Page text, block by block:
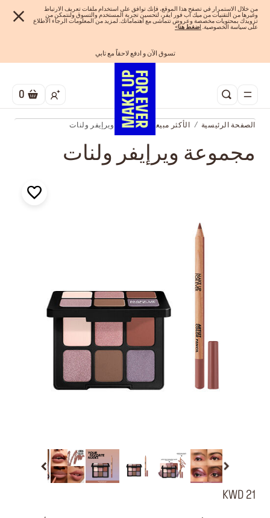
من خلال الاستمرار في تصفح هذا الموقع، فإنك توافق على استخدام ملفات تعريف الارتباط
وغيرها من التقنيات من ميك اب فور ايفر، لتحسين تجربة المستخدم والتسوق ولنتمكن من
تزويدك بمحتويات مخصصة وعروض تتماشى مع اهتماماتك. لمزيد من المعلومات الرجاء الاطلاع
على سياسة الخصوصية. ضغط هنا>
شحن مجاني لجميع الطلبات
تسوق الآن و ادفع لاحقاً مع تابي
اهدي مجموعاتك المفضلة! تسوق الآن
الفرصة الأخيرة: خصم 25% على خطوط مختارة
0
الصفحة الرئيسية الأكثر مبيعاً مجموعة ويرإيفر ولنات
مجموعة ويرإيفر ولنات
21 KWD